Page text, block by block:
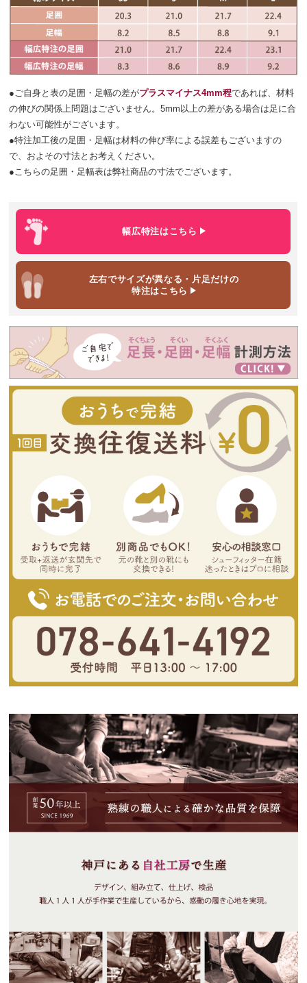
●ご自身と表の足囲・足幅の差がプラスマイナス4mm程であれば、材料
の伸びの関係上問題はございません。5mm以上の差がある場合は足に合
わない可能性がございます。
●特注加工後の足囲・足幅は材料の伸び率による誤差もございますの
で、およその寸法とお考えください。
●こちらの足囲・足幅表は弊社商品の寸法でございます。
幅広特注はこちら
左右でサイズが異なる・片足だけの
特注はこちら